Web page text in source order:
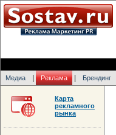
Медиа Реклама Брендинг
Карта
рекламного
рынка